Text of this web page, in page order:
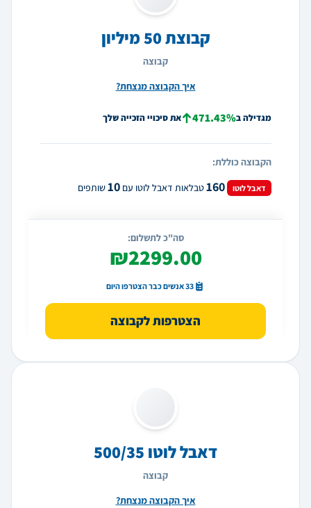
קבוצת 50 מיליון
קבוצה
איך הקבוצה מנצחת?
מגדילה ב471.43% את סיכויי הזכייה שלך
הקבוצה כוללת:
דאבל לוטו 160טבלאות דאבל לוטו עם 10שותפים
סה"כ לתשלום:
₪2299.00
33 אנשים כבר הצטרפו היום
הצטרפות לקבוצה
דאבל לוטו 500/35
קבוצה
איך הקבוצה מנצחת?